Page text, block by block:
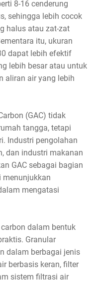
8-16 cenderung
sehingga lebih cocok
halus atau zat-zat
itu, ukuran
dapat lebih efektif
lebih besar atau untuk
aliran air yang lebih
(GAC) tidak
tangga, tetapi
Industri pengolahan
dan industri makanan
GAC sebagai bagian
menunjukkan
mengatasi
dalam bentuk
Granular
dalam berbagai jenis
berbasis keran, filter
sistem filtrasi air